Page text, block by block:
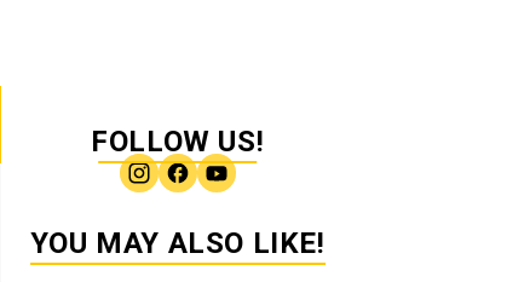
FOLLOW US!
YOU MAY ALSO LIKE!